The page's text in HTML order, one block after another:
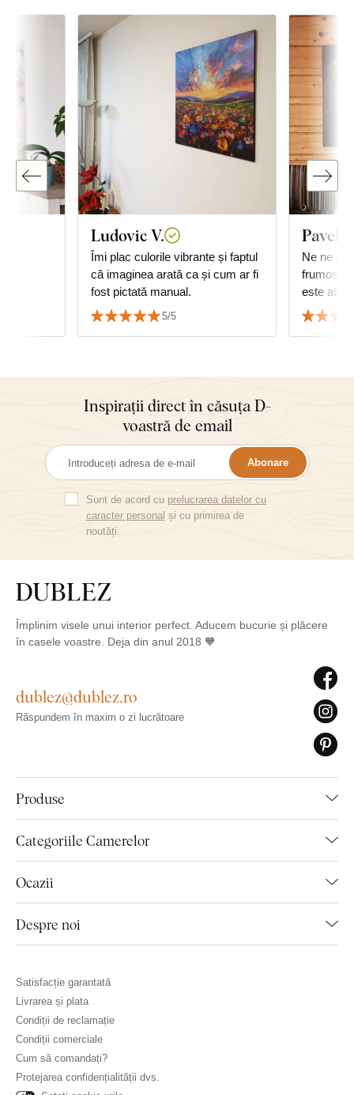
Ludovic V.
Îmi plac culorile vibrante și faptul
că imaginea arată ca și cum ar fi
fost pictată manual.
5/5
Pavel
Ne ne
frumos
este
de
Inspirații direct în căsuța D-
voastră de email
Abonare
Sunt de acord cu prelucrarea datelor cu
caracter personal și cu primirea de
noutăți.
Împlinim visele unui interior perfect. Aducem bucurie și plăcere
în casele voastre. Deja din anul 2018 🧡
Produse
Categoriile Camerelor
Ocazii
Despre noi
dublez@dublez.ro
Răspundem în maxim o zi lucrătoare
Satisfacție garantată
Livrarea și plata
Condiții de reclamație
Condiții comerciale
Cum să comandați?
Protejarea confidențialității dvs.